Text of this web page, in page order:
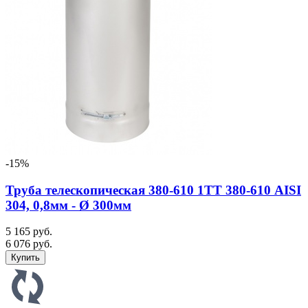
-15%
Труба телескопическая 380-610 1ТТ 380-610 AISI
304, 0,8мм - Ø 300мм
5 165 руб.
6 076 руб.